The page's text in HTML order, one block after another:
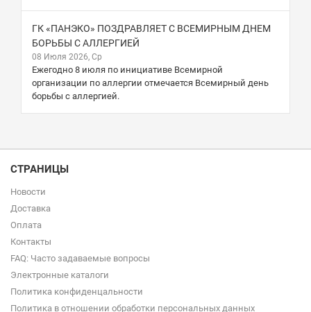
ГК «ПАНЭКО» ПОЗДРАВЛЯЕТ С ВСЕМИРНЫМ ДНЕМ
БОРЬБЫ С АЛЛЕРГИЕЙ
08 Июля 2026, Ср
Ежегодно 8 июля по инициативе Всемирной
организации по аллергии отмечается Всемирный день
борьбы с аллергией.
СТРАНИЦЫ
Новости
Доставка
Оплата
Контакты
FAQ: Часто задаваемые вопросы
Электронные каталоги
Политика конфиденцальности
Политика в отношении обработки персональных данных